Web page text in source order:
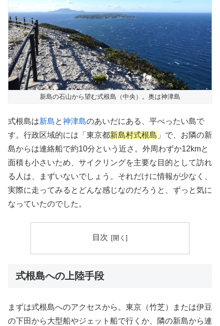
新島の石山から望む式根島（中央）。奥は神津島
式根島は新島と神津島のあいだにある、平べったい島で
す。行政区域的には「東京都新島村式根島 」で、お隣の新
島からは連絡船で約10分という近さ。外周わずか12kmと
面積も小さいため、サイクリングを主要な目的として訪れ
る人は、まずいないでしょう。それだけに情報が少なく、
実際に走ってみるとどんな感じなのだろうと、ずっと気に
なっていたのでした。
目次
式根島への上陸手段
まずは式根島へのアクセスから。東京（竹芝）または伊豆
の下田から大型船やジェット船で行くか、隣の新島から連